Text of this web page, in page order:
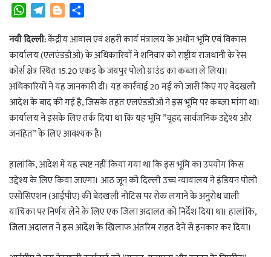
W
a
t
s
A
p
p
l
e
g
r
a
m
o
g
g
e
r
a
r
e
नयी दिल्ली:केंद्रीय आवास एवं शहरी कार्य मंत्रालय के अधीन भूमि एवं विकास
कार्यालय (एलएंडडीओ) के अधिकारियों ने शनिवार को राष्ट्रीय राजधानी के रेस
कोर्स क्षेत्र स्थित 15.20 एकड़ के जयपुर पोलो ग्राउंड का कब्जा ले लिया।
अधिकारियों ने यह जानकारी दी। यह कार्रवाई 20 मई को जारी किए गए बेदखली
आदेश के बाद की गई है, जिसके तहत एलएंडडीओ ने इस भूमि पर कब्जा मांगा था।
कार्यालय ने इसके लिए तर्क दिया था कि यह भूमि ”वृहद सार्वजनिक उद्देश्य और
जनहित” के लिए आवश्यक है।
हालांकि, आदेश में यह स्पष्ट नहीं किया गया था कि इस भूमि का उपयोग किस
उद्देश्य के लिए किया जाएगा। आठ जून को दिल्ली उच्च न्यायालय ने इंडियन पोलो
एसोसिएशन (आईपीए) की बेदखली नोटिस पर रोक लगाने के अनुरोध वाली
याचिका पर निर्णय लेने के लिए एक जिला अदालत को निर्देश दिया था। हालांकि,
जिला अदालत ने इस आदेश के खिलाफ अंतरिम राहत देने से इनकार कर दिया।